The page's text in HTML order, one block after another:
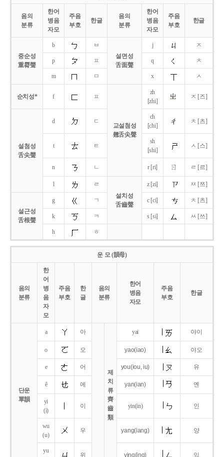
음의
분류
한어
병음
자모
주음
부호
한글
음의
분류
한어
병음
자모
주음
부호
한글
중순성
重脣聲
b
ㅂ
설면성
舌面聲
j ㅈ
p ㅍ q ㅊ
m ㅁ x ㅅ
순치성* f ㅍ
교설첨성
翹舌尖聲
zh
[zhi]
ㅈ [즈]
설첨성
舌尖聲
d ㄷ
ch
[chi]
ㅊ [츠]
t ㅌ
sh
[shi]
ㅅ [스]
n ㄴ r [ri] ㄖ ㄹ [르]
l
ㄹ
설치성
舌齒聲
z [zi] ㅉ [쯔]
설근성
舌根聲
g ㄱ c [ci] ㅊ [츠]
k ㅋ s [si] ㅆ [쓰]
h ㅎ
운 모 (韻母)
음의
분류
한
어
병
음
자
모
주음
부호
한
글
음의
분류
한어
병음
자모
주음
부호
한글
단운
單韻
a 아
제
치
류
齊
齒
類
yai 야이
o 오 yao(iao) 야오
e 어 you(iou,iu) 유
ê 에 yan(ian) 옌
yi
(i)
이 yin(in) 인
wu
(u)
우 yang(iang) 양
yu
위 ying(ing) 잉